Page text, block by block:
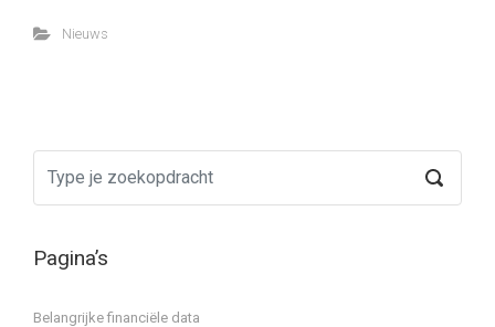
Nieuws
Pagina’s
Belangrijke financiële data